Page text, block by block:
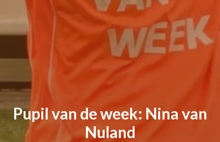
Pupil van de week: Nina van
Nuland